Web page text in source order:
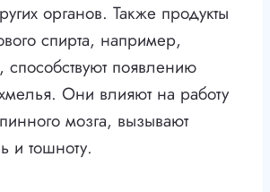
органов. Также продукты
спирта, например,
способствуют появлению
Они влияют на работу
мозга, вызывают
и тошноту.